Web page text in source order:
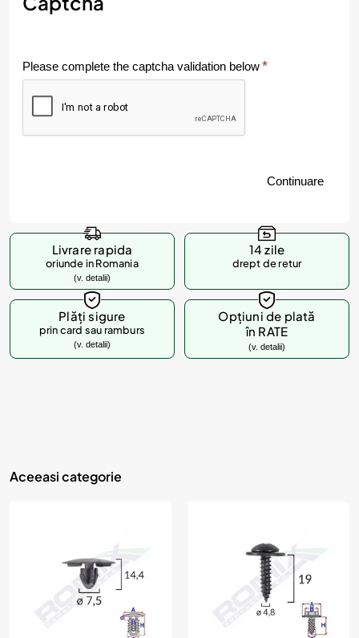
l
e
r
d
Please complete the captcha validation below
Continuare
Livrare rapida
oriunde in Romania
(v. detalii)
14 zile
drept de retur
Plăți sigure
prin card sau ramburs
(v. detalii)
Opțiuni de plată
în RATE
(v. detalii)
Aceeasi categorie